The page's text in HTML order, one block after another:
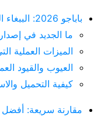
باباجو 2026: الببغاء الذكي يدعم العربية والألمانية
ما الجديد في إصدار 1.11.13 يونيو 2026
الميزات العملية
العيوب والقيود
كيفية التحميل
مقارنة سريعة: أفضل